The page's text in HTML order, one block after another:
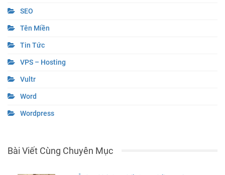
SEO
Tên Miền
Tin Tức
VPS – Hosting
Vultr
Word
Wordpress
Bài Viết Cùng Chuyên Mục